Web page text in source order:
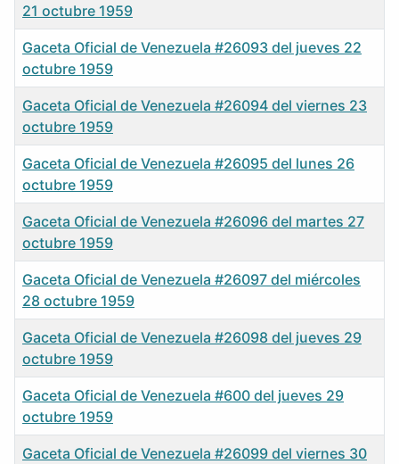
21 octubre 1959
Gaceta Oficial de Venezuela #26093 del jueves 22
octubre 1959
Gaceta Oficial de Venezuela #26094 del viernes 23
octubre 1959
Gaceta Oficial de Venezuela #26095 del lunes 26
octubre 1959
Gaceta Oficial de Venezuela #26096 del martes 27
octubre 1959
Gaceta Oficial de Venezuela #26097 del miércoles
28 octubre 1959
Gaceta Oficial de Venezuela #26098 del jueves 29
octubre 1959
Gaceta Oficial de Venezuela #600 del jueves 29
octubre 1959
Gaceta Oficial de Venezuela #26099 del viernes 30